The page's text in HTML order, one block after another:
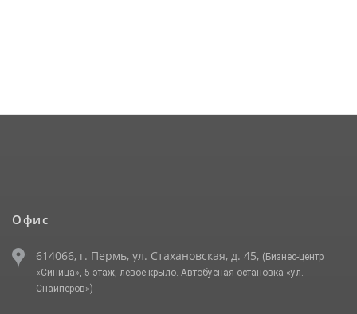
Офис
614066, г. Пермь, ул. Стахановская, д. 45, (Бизнес-центр
«Синица», 5 этаж, левое крыло. Автобусная остановка «ул.
Снайперов»)